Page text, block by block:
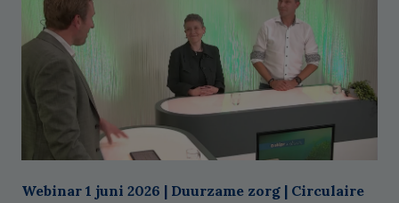
Webinar 1 juni 2026 | Duurzame zorg | Circulaire